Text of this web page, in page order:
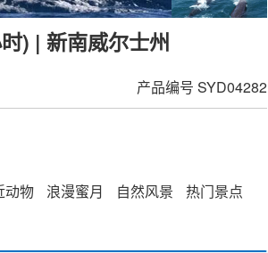
) | 新南威尔士州
产品编号 SYD04282
动物 浪漫蜜月 自然风景
热门景点